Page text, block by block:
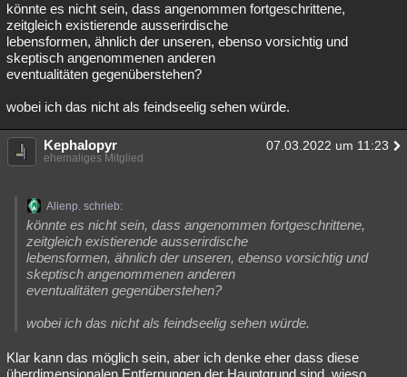
könnte es nicht sein, dass angenommen fortgeschrittene,
zeitgleich existierende ausserirdische
lebensformen, ähnlich der unseren, ebenso vorsichtig und
skeptisch angenommenen anderen
eventualitäten gegenüberstehen?
wobei ich das nicht als feindseelig sehen würde.
Kephalopyr 07.03.2022 um 11:23
ehemaliges Mitglied
Alienp. schrieb:
könnte es nicht sein, dass angenommen fortgeschrittene,
zeitgleich existierende ausserirdische
lebensformen, ähnlich der unseren, ebenso vorsichtig und
skeptisch angenommenen anderen
eventualitäten gegenüberstehen?
wobei ich das nicht als feindseelig sehen würde.
Klar kann das möglich sein, aber ich denke eher dass diese
überdimensionalen Entfernungen der Hauptgrund sind, wieso